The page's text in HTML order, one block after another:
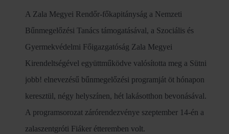
A Zala Megyei Rendőr-főkapitányság a Nemzeti
Bűnmegelőzési Tanács támogatásával, a Szociális és
Gyermekvédelmi Főigazgatóság Zala Megyei
Kirendeltségével együttműködve valósította meg a Sütni
jobb! elnevezésű bűnmegelőzési programját öt hónapon
keresztül, négy helyszínen, hét lakásotthon bevonásával.
A programsorozat zárórendezvénye szeptember 14-én a
zalaszentgróti Fiáker étteremben volt.